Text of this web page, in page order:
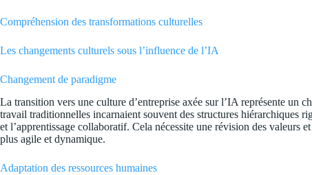
Compréhension des transformations culturelles
Les changements culturels sous l’influence de l’IA
Changement de paradigme
La transition vers une culture d’entreprise axée sur l’IA représente un
travail traditionnelles incarnaient souvent des structures hiérarchiques
et l’apprentissage collaboratif. Cela nécessite une révision des valeurs
plus agile et dynamique.
Adaptation des ressources humaines